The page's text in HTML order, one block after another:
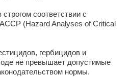
соответствии с
(Hazard Analyses of Critical
гербицидов и
не превышает допустимые
нормы.